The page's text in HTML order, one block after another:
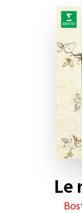
初回30日間無
Le